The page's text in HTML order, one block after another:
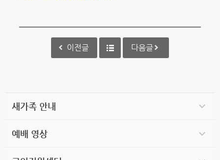
이전글 다음글
새가족 안내
예배 영상